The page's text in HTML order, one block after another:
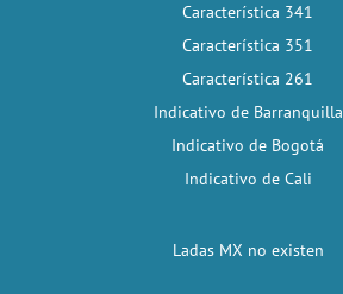
Característica 341
Característica 351
Característica 261
Indicativo de Barranquilla
Indicativo de Bogotá
Indicativo de Cali
Ladas MX no existen